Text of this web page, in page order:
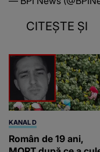
CITEȘTE ȘI
KANAL D
Român de 19 ani,